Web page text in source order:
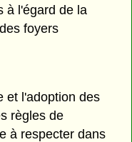
à l'égard de la
foyers
et l'adoption des
règles de
à respecter dans